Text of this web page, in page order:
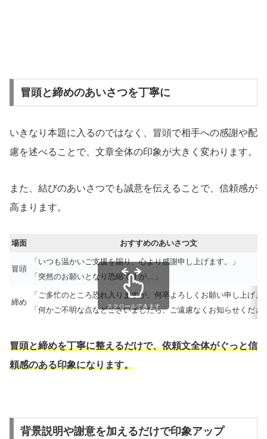
冒頭と締めのあいさつを丁寧に
いきなり本題に入るのではなく、冒頭で相手への感謝や配
慮を述べることで、文章全体の印象が大きく変わります。
また、結びのあいさつでも誠意を伝えることで、信頼感が
高まります。
場面 おすすめのあいさつ文
冒頭
「いつも温かいご支援を賜り、心より感謝申し上げます。」
「突然のお願いとなり恐縮ですが…」
締め
「ご多忙のところ恐れ入りますが、何卒よろしくお願い申し上げま
「何かご不明な点などございましたら、ご遠慮なくお知らせくださ
スクロールできます
冒頭と締めを丁寧に整えるだけで、依頼文全体がぐっと信
頼感のある印象になります。
背景説明や謝意を加えるだけで印象アップ